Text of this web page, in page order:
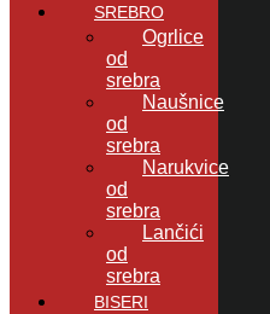
SREBRO
Ogrlice
od
srebra
Naušnice
od
srebra
Narukvice
od
srebra
Lančići
od
srebra
BISERI